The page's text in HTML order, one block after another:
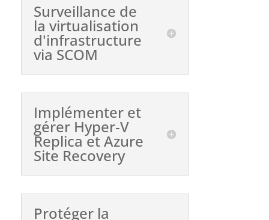
Surveillance de
la virtualisation
d'infrastructure
via SCOM
Implémenter et
gérer Hyper-V
Replica et Azure
Site Recovery
Protéger la